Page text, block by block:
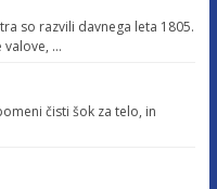
so razvili davnega leta 1805.
valove, …
čisti šok za telo, in